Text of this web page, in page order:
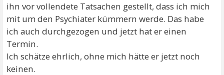
ihn vor vollendete Tatsachen gestellt, dass ich mich
mit um den Psychiater kümmern werde. Das habe
ich auch durchgezogen und jetzt hat er einen
Termin.
Ich schätze ehrlich, ohne mich hätte er jetzt noch
keinen.